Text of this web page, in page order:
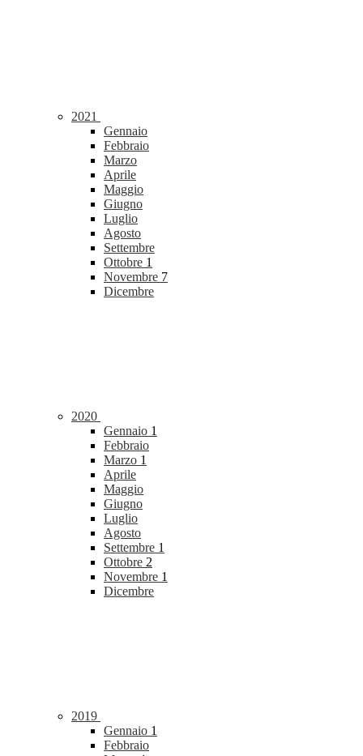
2021
Gennaio
Febbraio
Marzo
Aprile
Maggio
Giugno
Luglio
Agosto
Settembre
Ottobre 1
Novembre 7
Dicembre
2020
Gennaio 1
Febbraio
Marzo 1
Aprile
Maggio
Giugno
Luglio
Agosto
Settembre 1
Ottobre 2
Novembre 1
Dicembre
2019
Gennaio 1
Febbraio